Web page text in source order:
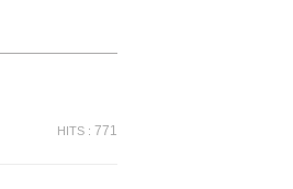
HITS : 771